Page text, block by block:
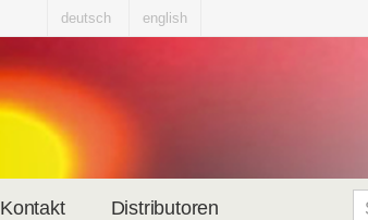
deutsch english
Kontakt Distributoren